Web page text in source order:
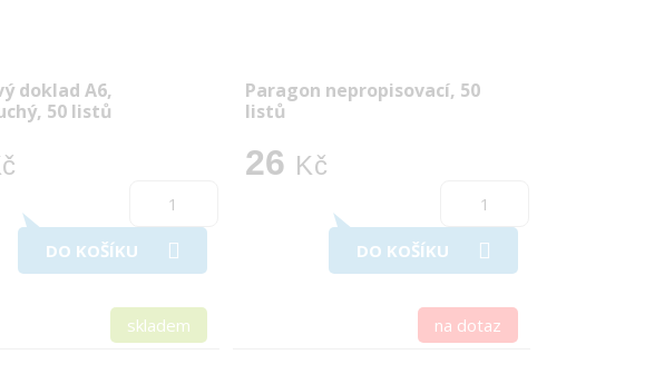
doklad A6,
50 listů
DO KOŠÍKU
skladem
Paragon nepropisovací, 50
listů
26 Kč
DO KOŠÍKU
na dotaz